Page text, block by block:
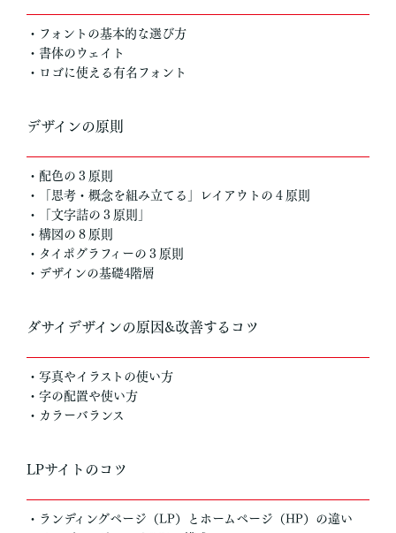
・フォントの基本的な選び方
・書体のウェイト
・ロゴに使える有名フォント
デザインの原則
・配色の３原則
・「思考・概念を組み立てる」レイアウトの４原則
・「文字詰の３原則」
・構図の８原則
・タイポグラフィーの３原則
・デザインの基礎4階層
ダサイデザインの原因&改善するコツ
・写真やイラストの使い方
・字の配置や使い方
・カラーバランス
LPサイトのコツ
・ランディングページ（LP）とホームページ（HP）の違い